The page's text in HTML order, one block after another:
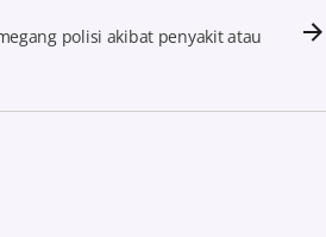
polisi akibat penyakit atau